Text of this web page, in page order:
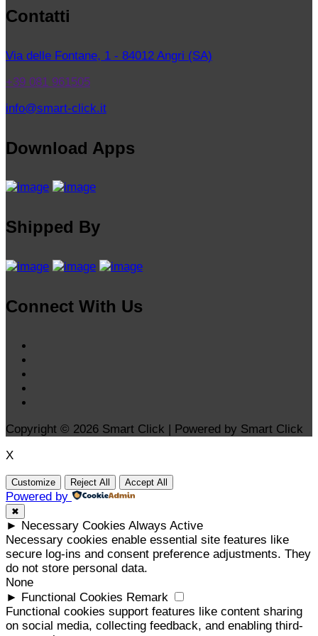
Contatti
Via delle Fontane, 1 - 84012 Angri (SA)
+39 081 961505
info@smart-click.it
Download Apps
Shipped By
Connect With Us
Copyright © 2026 Smart Click | Powered by Smart Click
X
Customize Reject All Accept All
Powered by
✖
► Necessary Cookies Always Active
Necessary cookies enable essential site features like
secure log-ins and consent preference adjustments. They
do not store personal data.
None
► Functional Cookies Remark
Functional cookies support features like content sharing
on social media, collecting feedback, and enabling third-